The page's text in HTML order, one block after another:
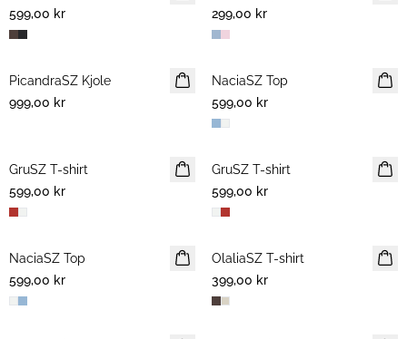
599,00 kr
299,00 kr
NYHET
PicandraSZ Kjole
999,00 kr
NYHET
NaciaSZ Top
599,00 kr
NYHET
GruSZ T-shirt
599,00 kr
NYHET
GruSZ T-shirt
599,00 kr
NYHET
NaciaSZ Top
599,00 kr
NYHET
OlaliaSZ T-shirt
399,00 kr